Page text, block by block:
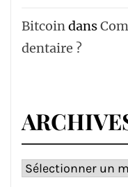
Bitcoindans
dentaire ?
Archives